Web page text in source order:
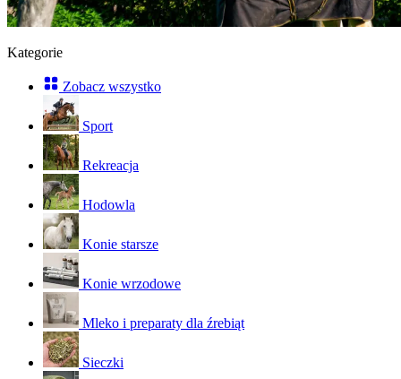
Kategorie
Zobacz wszystko
Sport
Rekreacja
Hodowla
Konie starsze
Konie wrzodowe
Mleko i preparaty dla źrebiąt
Sieczki